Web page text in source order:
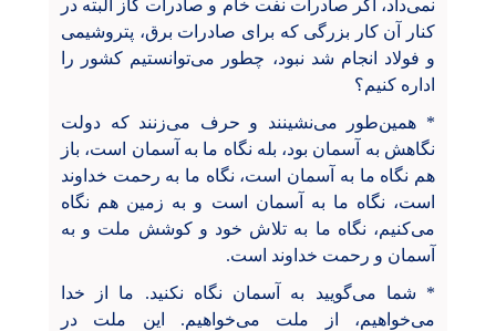
نمی‌داد، اگر صادرات نفت خام و صادرات گاز البته در
کنار آن کار بزرگی که برای صادرات برق، پتروشیمی
و فولاد انجام شد نبود، چطور می‌توانستیم کشور را
اداره کنیم؟
* همین‌طور می‌نشینند و حرف می‌زنند که دولت
نگاهش به آسمان بود، بله نگاه ما به آسمان است، باز
هم نگاه ما به آسمان است، نگاه ما به رحمت خداوند
است، نگاه ما به آسمان است و به زمین هم نگاه
می‌کنیم، نگاه ما به تلاش خود و کوشش ملت‌ و به
آسمان و رحمت خداوند است.
* شما می‌گویید به آسمان نگاه نکنید. ما از خدا
می‌خواهیم، از ملت می‌خواهیم. این ملت در